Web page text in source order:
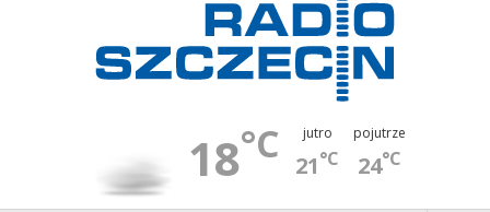
18°C jutro
21°C
pojutrze
24°C